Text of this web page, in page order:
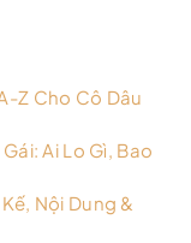
Z Cho Cô Dâu
Ai Lo Gì, Bao
Nội Dung &